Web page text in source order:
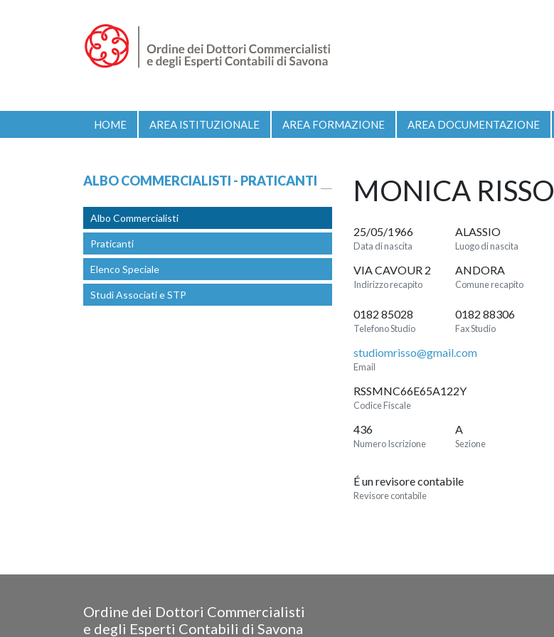
HOME AREA ISTITUZIONALE AREA FORMAZIONE AREA DOCUMENTAZIONE
ALBO COMMERCIALISTI - PRATICANTI
Albo Commercialisti
Praticanti
Elenco Speciale
Studi Associati e STP
MONICA RISSO
25/05/1966
Data di nascita
ALASSIO
Luogo di nascita
VIA CAVOUR 2
Indirizzo recapito
ANDORA
Comune recapito
0182 85028
Telefono Studio
0182 88306
Fax Studio
studiomrisso@gmail.com
Email
RSSMNC66E65A122Y
Codice Fiscale
436
Numero Iscrizione
A
Sezione
É un revisore contabile
Revisore contabile
Ordine dei Dottori Commercialisti
e degli Esperti Contabili di Savona